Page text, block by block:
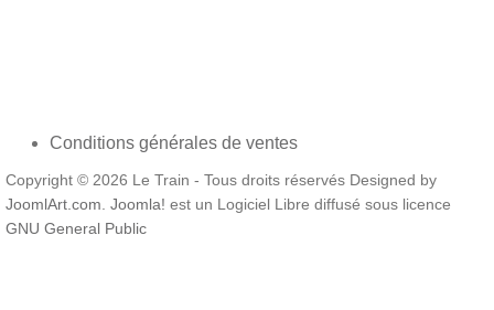
Conditions générales de ventes
Copyright © 2026 Le Train - Tous droits réservés Designed by
JoomlArt.com. Joomla! est un Logiciel Libre diffusé sous licence
GNU General Public